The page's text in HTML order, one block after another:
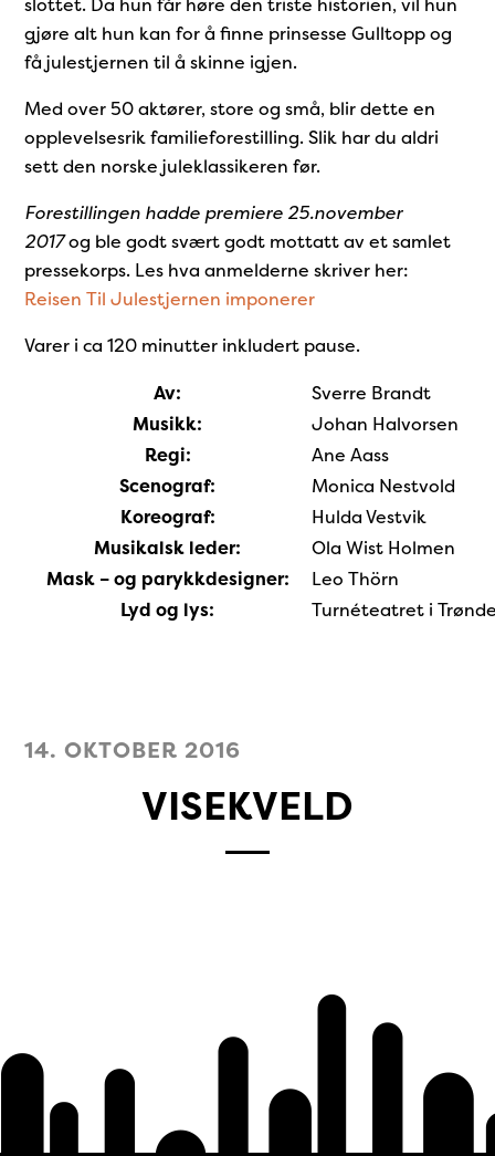
gjøre alt hun kan for å finne prinsesse Gulltopp og
få julestjernen til å skinne igjen.
Med over 50 aktører, store og små, blir dette en
opplevelsesrik familieforestilling. Slik har du aldri
sett den norske juleklassikeren før.
Forestillingen hadde premiere 25.november
2017og ble godt svært godt mottatt av et samlet
pressekorps. Les hva anmelderne skriver her:
Reisen Til Julestjernen imponerer
Varer i ca 120 minutter inkludert pause.
Av:
Sverre Brandt
Musikk:
Johan Halvorsen
Regi:
Ane Aass
Scenograf:
Monica Nestvold
Koreograf:
Hulda Vestvik
Musikalsk leder:
Ola Wist Holmen
Mask – og parykkdesigner:
Leo Thörn
Lyd og lys:
Turnéteatret i
14. OKTOBER 2016
VISEKVELD